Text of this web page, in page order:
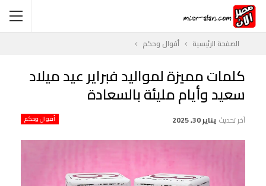
الصفحة الرئيسية أقوال وحكم
كلمات مميزة لمواليد فبراير عيد ميلاد
سعيد وأيام مليئة بالسعادة
أقوال وحكم آخر تحديث يناير 30, 2025